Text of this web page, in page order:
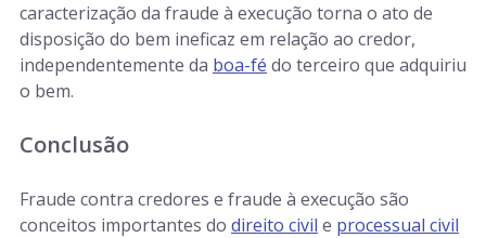
caracterização da fraude à execução torna o ato de
disposição do bem ineficaz em relação ao credor,
independentemente da boa-fé do terceiro que adquiriu
o bem.
Conclusão
Fraude contra credores e fraude à execução são
conceitos importantes do direito civil e processual civil